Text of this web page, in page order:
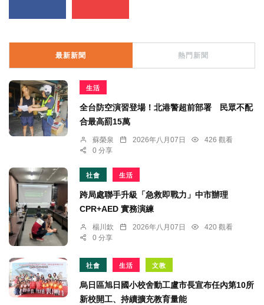
最新新聞 熱門新聞
生活
全台防空演習登場！北港警超前部署 民眾不配
合最高罰15萬
蘇榮泉 2026年八月07日
426 觀看
0 分享
社會 生活
跨局處聯手升級「急救即戰力」中市辦理
CPR+AED 實務演練
楊川欽 2026年八月07日
420 觀看
0 分享
社會 生活 文教
烏日區旭日國小校舍動工盧市長宣布任內第10所
新校開工、持續擴充教育量能